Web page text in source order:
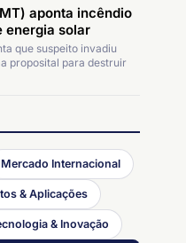
aponta incêndio
energia solar
que suspeito invadiu
proposital para destruir
Mercado Internacional
& Aplicações
& Inovação